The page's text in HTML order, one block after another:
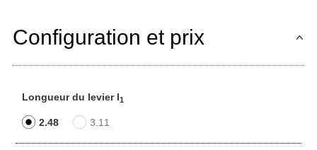
Configuration et prix
Longueur du levier l1
2.48 3.11